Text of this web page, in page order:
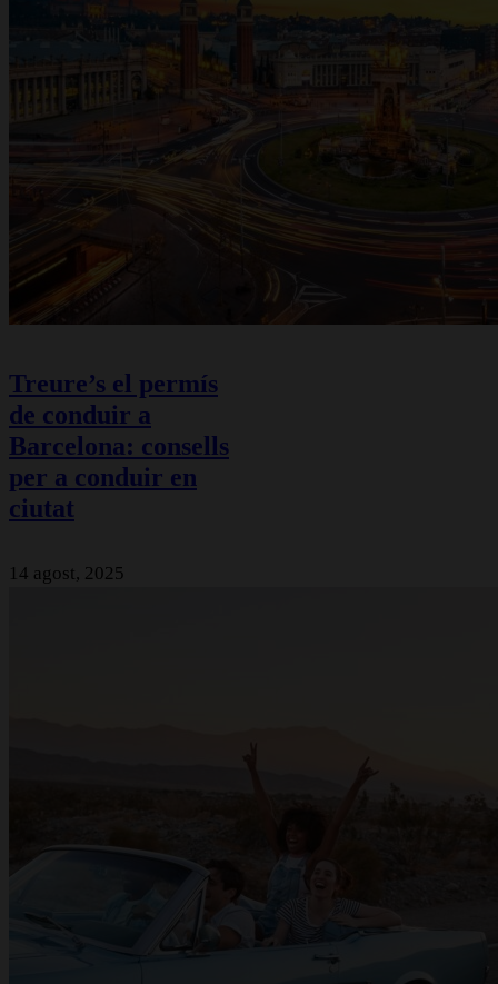
Treure’s el permís
de conduir a
Barcelona: consells
per a conduir en
ciutat
14 agost, 2025